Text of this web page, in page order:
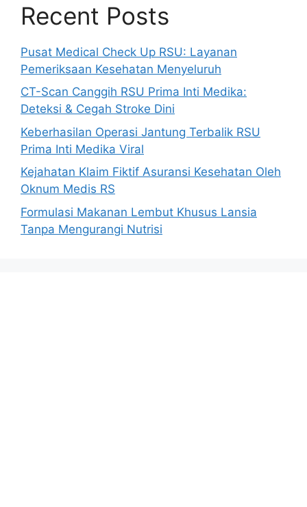
Recent Posts
Pusat Medical Check Up RSU: Layanan
Pemeriksaan Kesehatan Menyeluruh
CT-Scan Canggih RSU Prima Inti Medika:
Deteksi & Cegah Stroke Dini
Keberhasilan Operasi Jantung Terbalik RSU
Prima Inti Medika Viral
Kejahatan Klaim Fiktif Asuransi Kesehatan Oleh
Oknum Medis RS
Formulasi Makanan Lembut Khusus Lansia
Tanpa Mengurangi Nutrisi